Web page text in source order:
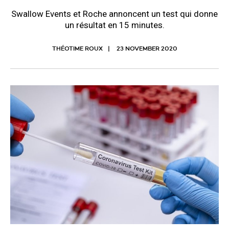
Swallow Events et Roche annoncent un test qui donne
un résultat en 15 minutes.
THÉOTIME ROUX 23 NOVEMBER 2020